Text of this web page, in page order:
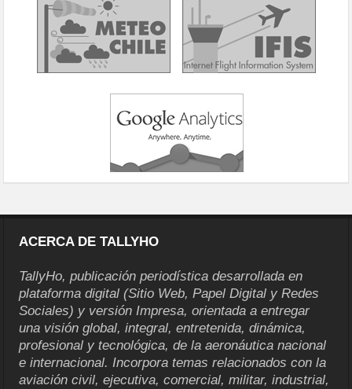
ACERCA DE TALLYHO
TallyHo, publicación periodística desarrollada en
plataforma digital (Sitio Web, Papel Digital y Redes
Sociales) y versión Impresa, orientada a entregar
una visión global, integral, entretenida, dinámica,
profesional y tecnológica, de la aeronáutica nacional
e internacional. Incorpora temas relacionados con la
aviación civil, ejecutiva, comercial, militar, industrial,